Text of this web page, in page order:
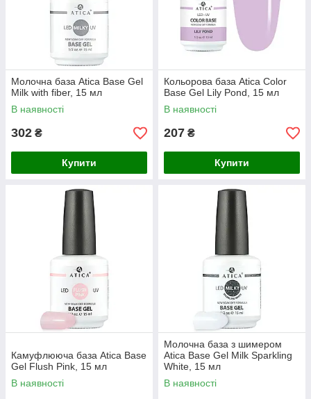
Молочна база Atica Base Gel
Milk with fiber, 15 мл
В наявності
302 ₴
Купити
Кольорова база Atica Color
Base Gel Lily Pond, 15 мл
В наявності
207 ₴
Купити
Камуфлююча база Atica Base
Gel Flush Pink, 15 мл
В наявності
Молочна база з шимером
Atica Base Gel Milk Sparkling
White, 15 мл
В наявності